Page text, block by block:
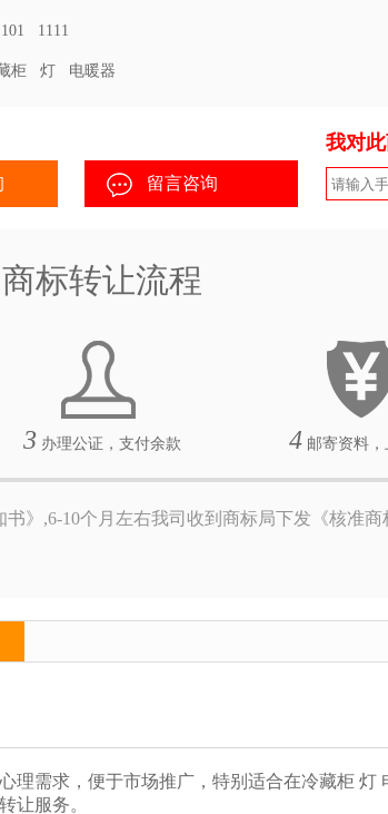
1111
柜 灯 电暖器
留言咨询
我对
商标转让流程
3 办理公证，支付余款 4 邮寄资料
》,6-10个月左右我司收到商标局下发《核准
理需求，便于市场推广，特别适合在冷藏柜 灯
让服务。